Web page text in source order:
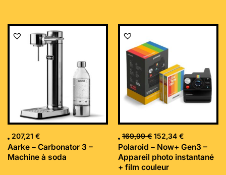
207,21 €
Aarke – Carbonator 3 –
Machine à soda
169,99€
Le
initial
était :
169,99 €.
152,34 €
Le
Polaroid – Now+ Gen3 –
Appareil photo instantané
+ film couleur